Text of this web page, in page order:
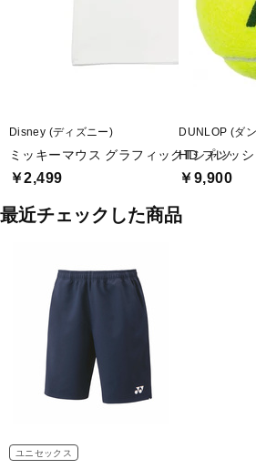
Disney (ディズニー)
ミッキーマウス グラフィックTシャツ
￥2,499
DUNLOP (ダ
HD プレッ
￥9,900
最近チェックした商品
ユニセックス